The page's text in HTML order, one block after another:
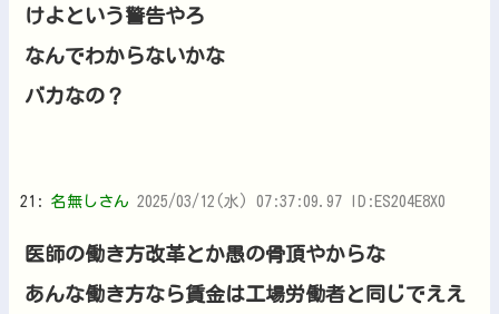
けよという警告やろ
なんでわからないかな
バカなの？
21: 名無しさん 2025/03/12(水) 07:37:09.97 ID:ES204E8X0
医師の働き方改革とか愚の骨頂やからな
あんな働き方なら賃金は工場労働者と同じでええ